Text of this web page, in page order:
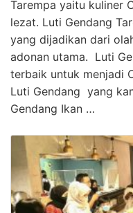
Tarempa yaitu kuliner
lezat. Luti Gendang
yang dijadikan dari
adonan utama. Luti
terbaik untuk menjadi
Luti Gendang yang
Gendang Ikan …